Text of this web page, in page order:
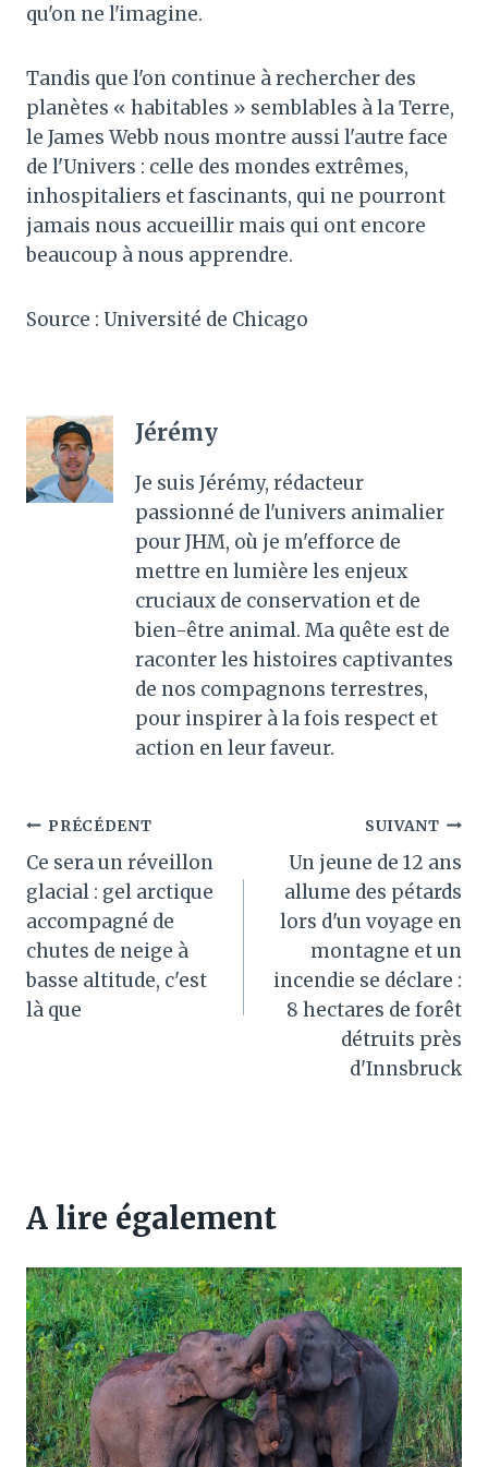
qu'on ne l'imagine.
Tandis que l'on continue à rechercher des
planètes « habitables » semblables à la Terre,
le James Webb nous montre aussi l'autre face
de l'Univers : celle des mondes extrêmes,
inhospitaliers et fascinants, qui ne pourront
jamais nous accueillir mais qui ont encore
beaucoup à nous apprendre.
Source : Université de Chicago
Jérémy
Je suis Jérémy, rédacteur
passionné de l'univers animalier
pour JHM, où je m'efforce de
mettre en lumière les enjeux
cruciaux de conservation et de
bien-être animal. Ma quête est de
raconter les histoires captivantes
de nos compagnons terrestres,
pour inspirer à la fois respect et
action en leur faveur.
Navigation
de
l’article
PRÉCÉDENT
Ce sera un réveillon
glacial : gel arctique
accompagné de
chutes de neige à
basse altitude, c'est
là que
SUIVANT
Un jeune de 12 ans
allume des pétards
lors d'un voyage en
montagne et un
incendie se déclare :
8 hectares de forêt
détruits près
d'Innsbruck
A lire également